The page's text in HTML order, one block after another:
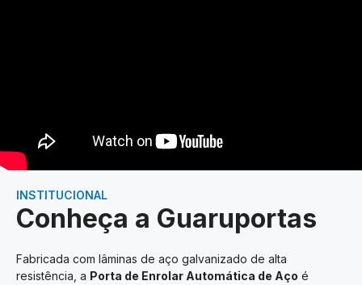
INSTITUCIONAL
Conheça a Guaruportas
Fabricada com lâminas de aço galvanizado de alta
resistência, a Porta de Enrolar Automática de Aço é